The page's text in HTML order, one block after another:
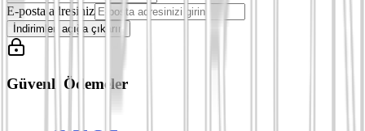
E-posta adresiniz
İndirimleri açığa çıkarın
Güvenli Ödemeler